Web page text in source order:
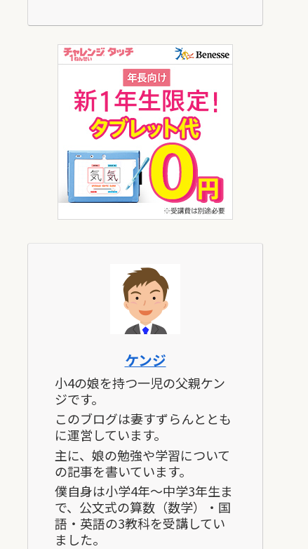
ケンジ
小4の娘を持つ一児の父親ケン
ジです。
このブログは妻すずらんととも
に運営しています。
主に、娘の勉強や学習について
の記事を書いています。
僕自身は小学4年～中学3年生ま
で、公文式の算数（数学）・国
語・英語の3教科を受講してい
ました。